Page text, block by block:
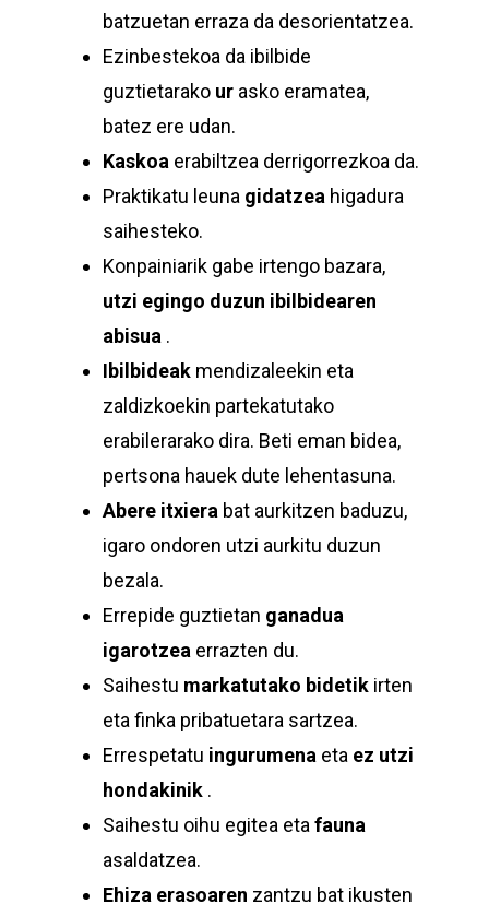
batzuetan erraza da desorientatzea.
Ezinbestekoa da ibilbide
guztietarako ur asko eramatea,
batez ere udan.
Kaskoa erabiltzea derrigorrezkoa da.
Praktikatu leuna gidatzea higadura
saihesteko.
Konpainiarik gabe irtengo bazara,
utzi egingo duzun ibilbidearen
abisua .
Ibilbideak mendizaleekin eta
zaldizkoekin partekatutako
erabilerarako dira. Beti eman bidea,
pertsona hauek dute lehentasuna.
Abere itxiera bat aurkitzen baduzu,
igaro ondoren utzi aurkitu duzun
bezala.
Errepide guztietan ganadua
igarotzea errazten du.
Saihestu markatutako bidetik irten
eta finka pribatuetara sartzea.
Errespetatu ingurumena eta ez utzi
hondakinik .
Saihestu oihu egitea eta fauna
asaldatzea.
Ehiza erasoaren zantzu bat ikusten